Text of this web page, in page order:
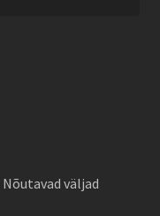
Nõutavad väljad